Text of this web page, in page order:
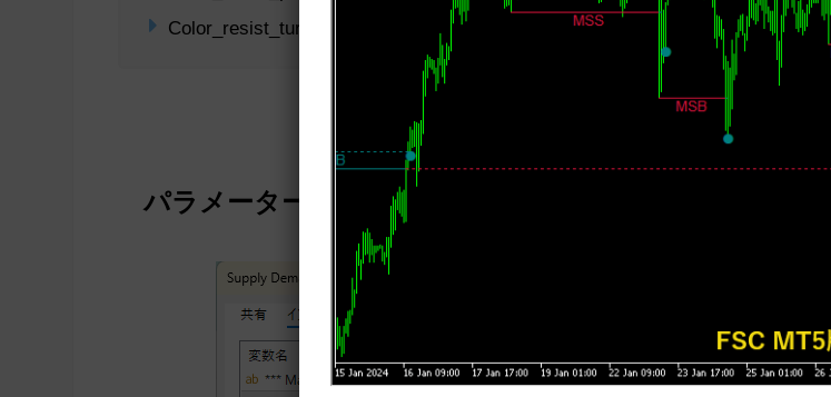
Color_resist_turncoat（DarkOrange）：元サポート → レジスタンスに転換
パラメーター設定